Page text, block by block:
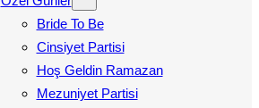
Bride To Be
Cinsiyet Partisi
Hoş Geldin Ramazan
Mezuniyet Partisi